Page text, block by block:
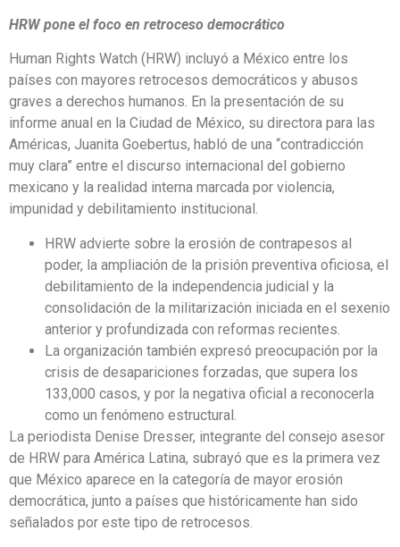
HRW pone el foco en retroceso democrático
Human Rights Watch (HRW) incluyó a México entre los
países con mayores retrocesos democráticos y abusos
graves a derechos humanos. En la presentación de su
informe anual en la Ciudad de México, su directora para las
Américas, Juanita Goebertus, habló de una “contradicción
muy clara” entre el discurso internacional del gobierno
mexicano y la realidad interna marcada por violencia,
impunidad y debilitamiento institucional.
HRW advierte sobre la erosión de contrapesos al
poder, la ampliación de la prisión preventiva oficiosa, el
debilitamiento de la independencia judicial y la
consolidación de la militarización iniciada en el sexenio
anterior y profundizada con reformas recientes.
La organización también expresó preocupación por la
crisis de desapariciones forzadas, que supera los
133,000 casos, y por la negativa oficial a reconocerla
como un fenómeno estructural.
La periodista Denise Dresser, integrante del consejo asesor
de HRW para América Latina, subrayó que es la primera vez
que México aparece en la categoría de mayor erosión
democrática, junto a países que históricamente han sido
señalados por este tipo de retrocesos.